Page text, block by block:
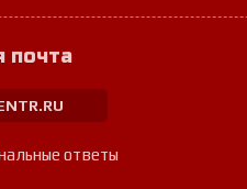
почта
ответы